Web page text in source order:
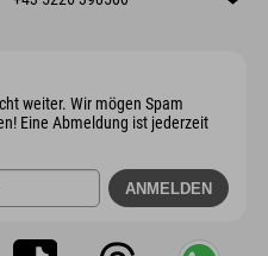
weiter. Wir mögen Spam
Eine Abmeldung ist jederzeit